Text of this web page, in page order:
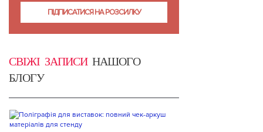
СВІЖІ ЗАПИСИНАШОГО
БЛОГУ